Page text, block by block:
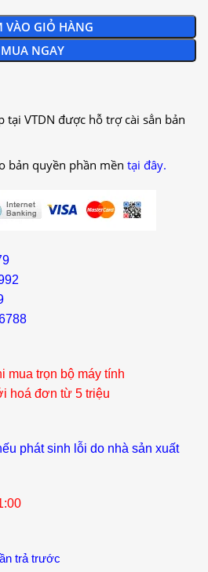
VÀO GIỎ HÀNG
MUA NGAY
tại VTDN được hỗ trợ cài sẳn bản
bản quyền phần mền tại đây.
mua trọn bộ máy tính
hoá đơn từ 5 triệu
phát sinh lỗi do nhà sản xuất
trả trước